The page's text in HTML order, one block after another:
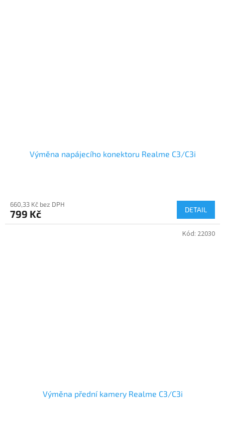
Výměna napájecího konektoru Realme C3/C3i
660,33 Kč bez DPH
799 Kč DETAIL
Výměna přední kamery Realme C3/C3i
Kód: 22030